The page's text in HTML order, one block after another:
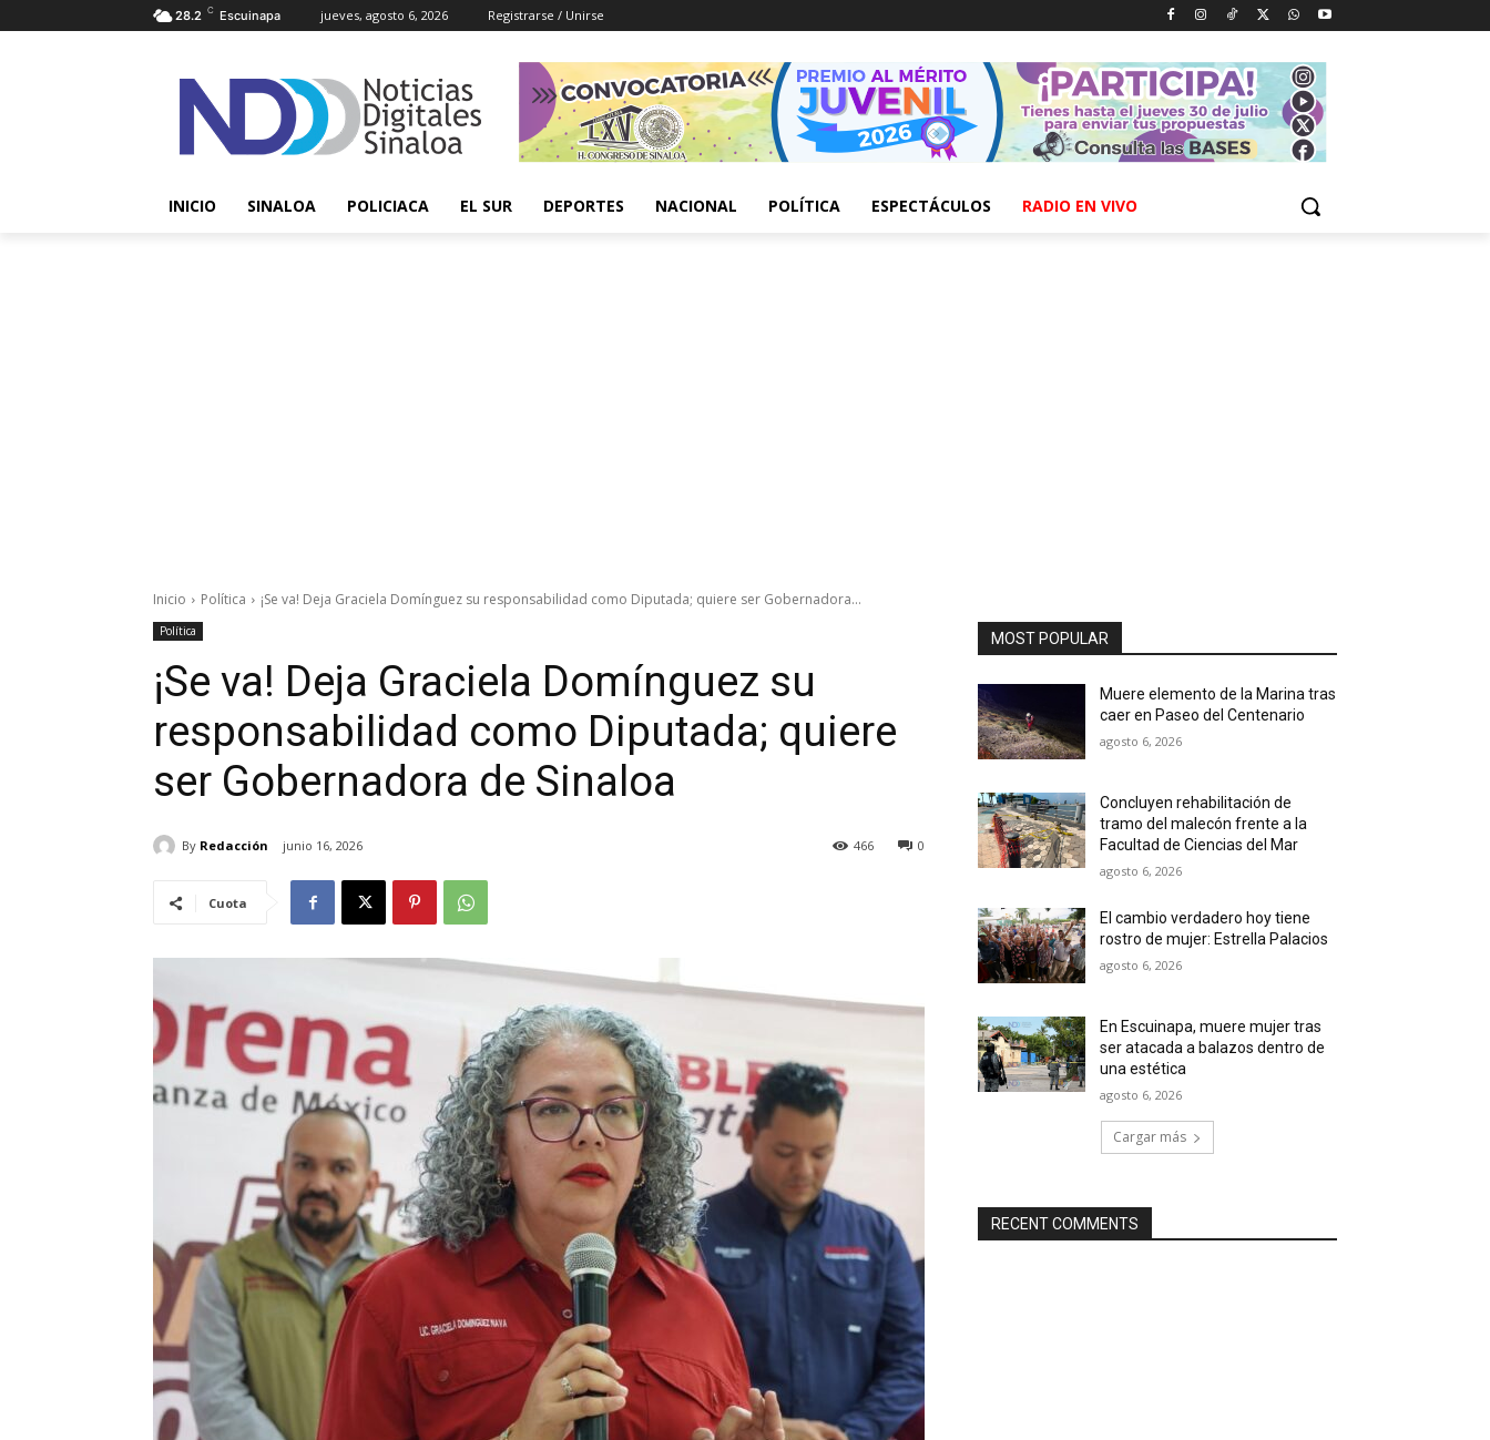
28.2 C Escuinapa jueves, agosto 6, 2026 Registrarse / Unirse
INICIO SINALOA POLICIACA EL SUR DEPORTES NACIONAL POLÍTICA ESPECTÁCULOS RADIO EN VIVO
Inicio Política ¡Se va! Deja Graciela Domínguez su responsabilidad como Diputada; quiere ser Gobernadora...
Política
¡Se va! Deja Graciela Domínguez su
responsabilidad como Diputada; quiere
ser Gobernadora de Sinaloa
By Redacción junio 16, 2026 0
466
Cuota
MOST POPULAR
Muere elemento de la Marina tras
caer en Paseo del Centenario
agosto 6, 2026
Concluyen rehabilitación de
tramo del malecón frente a la
Facultad de Ciencias del Mar
agosto 6, 2026
El cambio verdadero hoy tiene
rostro de mujer: Estrella Palacios
agosto 6, 2026
En Escuinapa, muere mujer tras
ser atacada a balazos dentro de
una estética
agosto 6, 2026
Cargar más
RECENT COMMENTS